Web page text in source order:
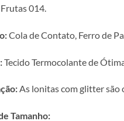
Frutas 014.
Cola de Contato, Ferro de
Tecido Termocolante de
As lonitas com glitter são
Tamanho: